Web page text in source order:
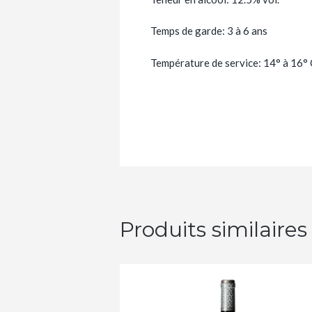
Temps de garde: 3 à 6 ans
Température de service: 14° à 16°
Produits similaires